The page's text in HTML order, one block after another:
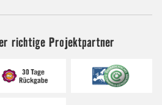
richtige Projektpartner